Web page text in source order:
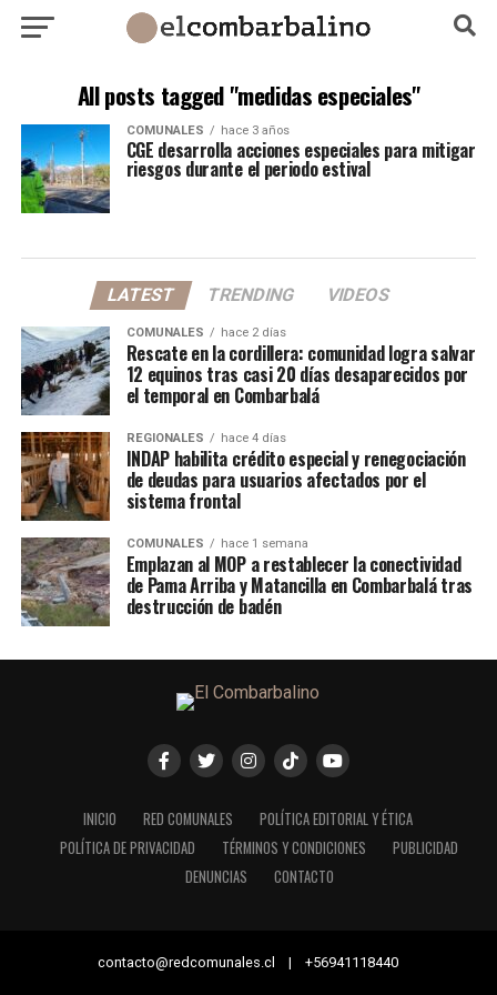
All posts tagged "medidas especiales"
COMUNALES hace 3 años
CGE desarrolla acciones especiales para mitigar
riesgos durante el periodo estival
LATEST TRENDING VIDEOS
COMUNALES hace 2 días
Rescate en la cordillera: comunidad logra salvar
12 equinos tras casi 20 días desaparecidos por
el temporal en Combarbalá
REGIONALES hace 4 días
INDAP habilita crédito especial y renegociación
de deudas para usuarios afectados por el
sistema frontal
COMUNALES hace 1 semana
Emplazan al MOP a restablecer la conectividad
de Pama Arriba y Matancilla en Combarbalá tras
destrucción de badén
INICIO RED COMUNALES
POLÍTICA EDITORIAL Y ÉTICA
POLÍTICA DE PRIVACIDAD
TÉRMINOS Y CONDICIONES
PUBLICIDAD
DENUNCIAS
CONTACTO
contacto@redcomunales.cl | +56941118440